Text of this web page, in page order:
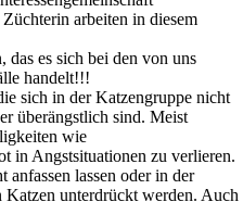
arbeiten in diesem
es sich bei den von uns
handelt!!!
sich in der Katzengruppe nicht
überängstlich sind. Meist
wie
in Angstsituationen zu verlieren.
anfassen lassen oder in der
unterdrückt werden. Auch